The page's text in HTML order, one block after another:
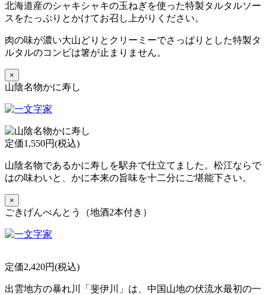
北海道産のシャキシャキの玉ねぎを使った特製タルタルソー
スをたっぷりとかけてお召し上がりください。
肉の味が濃い大山どりとクリーミーでさっぱりとした特製タ
ルタルのコンビは箸が止まりません。
×
山陰名物かに寿し
定価1,550円(税込)
山陰名物であるかに寿しを駅弁で仕立てました。松江ならで
はの味わいと、かに本来の旨味を十二分にご堪能下さい。
×
ごきげんべんとう（地酒2本付き）
定価2,420円(税込)
出雲地方の暴れ川「斐伊川」は、中国山地の伏流水最初の一